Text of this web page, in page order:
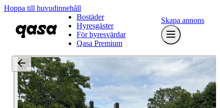
Hoppa till huvudinnehåll
Bostäder
Hyresgäster
För hyresvärdar
Qasa Premium
Skapa annons